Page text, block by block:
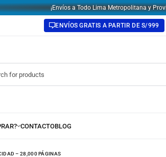
¡Envíos a Todo Lima Metropolitana y
ENVÍOS GRATIS A PARTIR DE S/999
– 28,000 PÁGINAS